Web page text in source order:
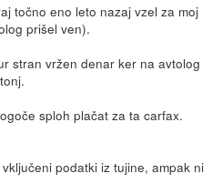
točno eno leto nazaj vzel za moj
prišel ven).
stran vržen denar ker na avtolog
sploh plačat za ta carfax.
podatki iz tujine, ampak ni